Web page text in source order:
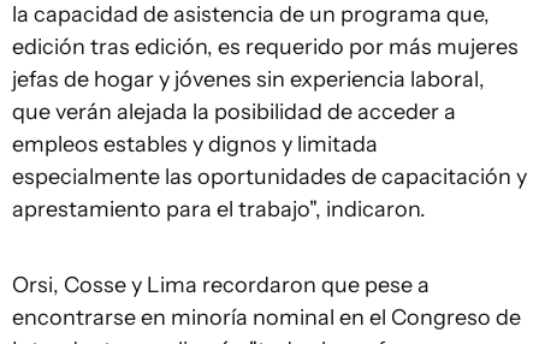
la capacidad de asistencia de un programa que,
edición tras edición, es requerido por más mujeres
jefas de hogar y jóvenes sin experiencia laboral,
que verán alejada la posibilidad de acceder a
empleos estables y dignos y limitada
especialmente las oportunidades de capacitación y
aprestamiento para el trabajo", indicaron.
Orsi, Cosse y Lima recordaron que pese a
encontrarse en minoría nominal en el Congreso de